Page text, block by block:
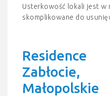
Usterkowość lokali jest w
skomplikowane do
Residence
Zabłocie,
Małopolskie